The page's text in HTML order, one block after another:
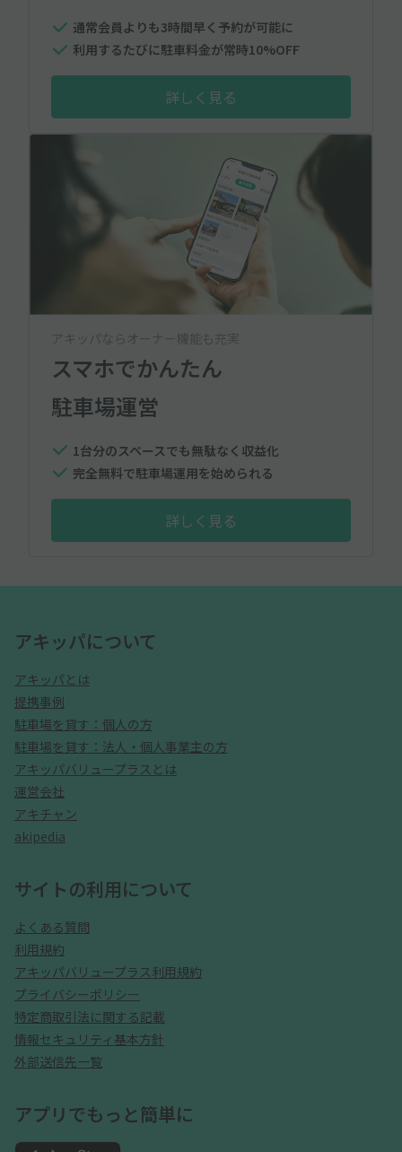
通常会員よりも3時間早く予約が可能に
利用するたびに駐車料金が常時10%OFF
詳しく見る
アキッパならオーナー機能も充実
スマホでかんたん
駐車場運営
1台分のスペースでも無駄なく収益化
完全無料で駐車場運用を始められる
詳しく見る
アキッパについて
アキッパとは
提携事例
駐車場を貸す：個人の方
駐車場を貸す：法人・個人事業主の方
アキッパバリュープラスとは
運営会社
アキチャン
akipedia
サイトの利用について
よくある質問
利用規約
アキッパバリュープラス利用規約
プライバシーポリシー
特定商取引法に関する記載
情報セキュリティ基本方針
外部送信先一覧
アプリでもっと簡単に